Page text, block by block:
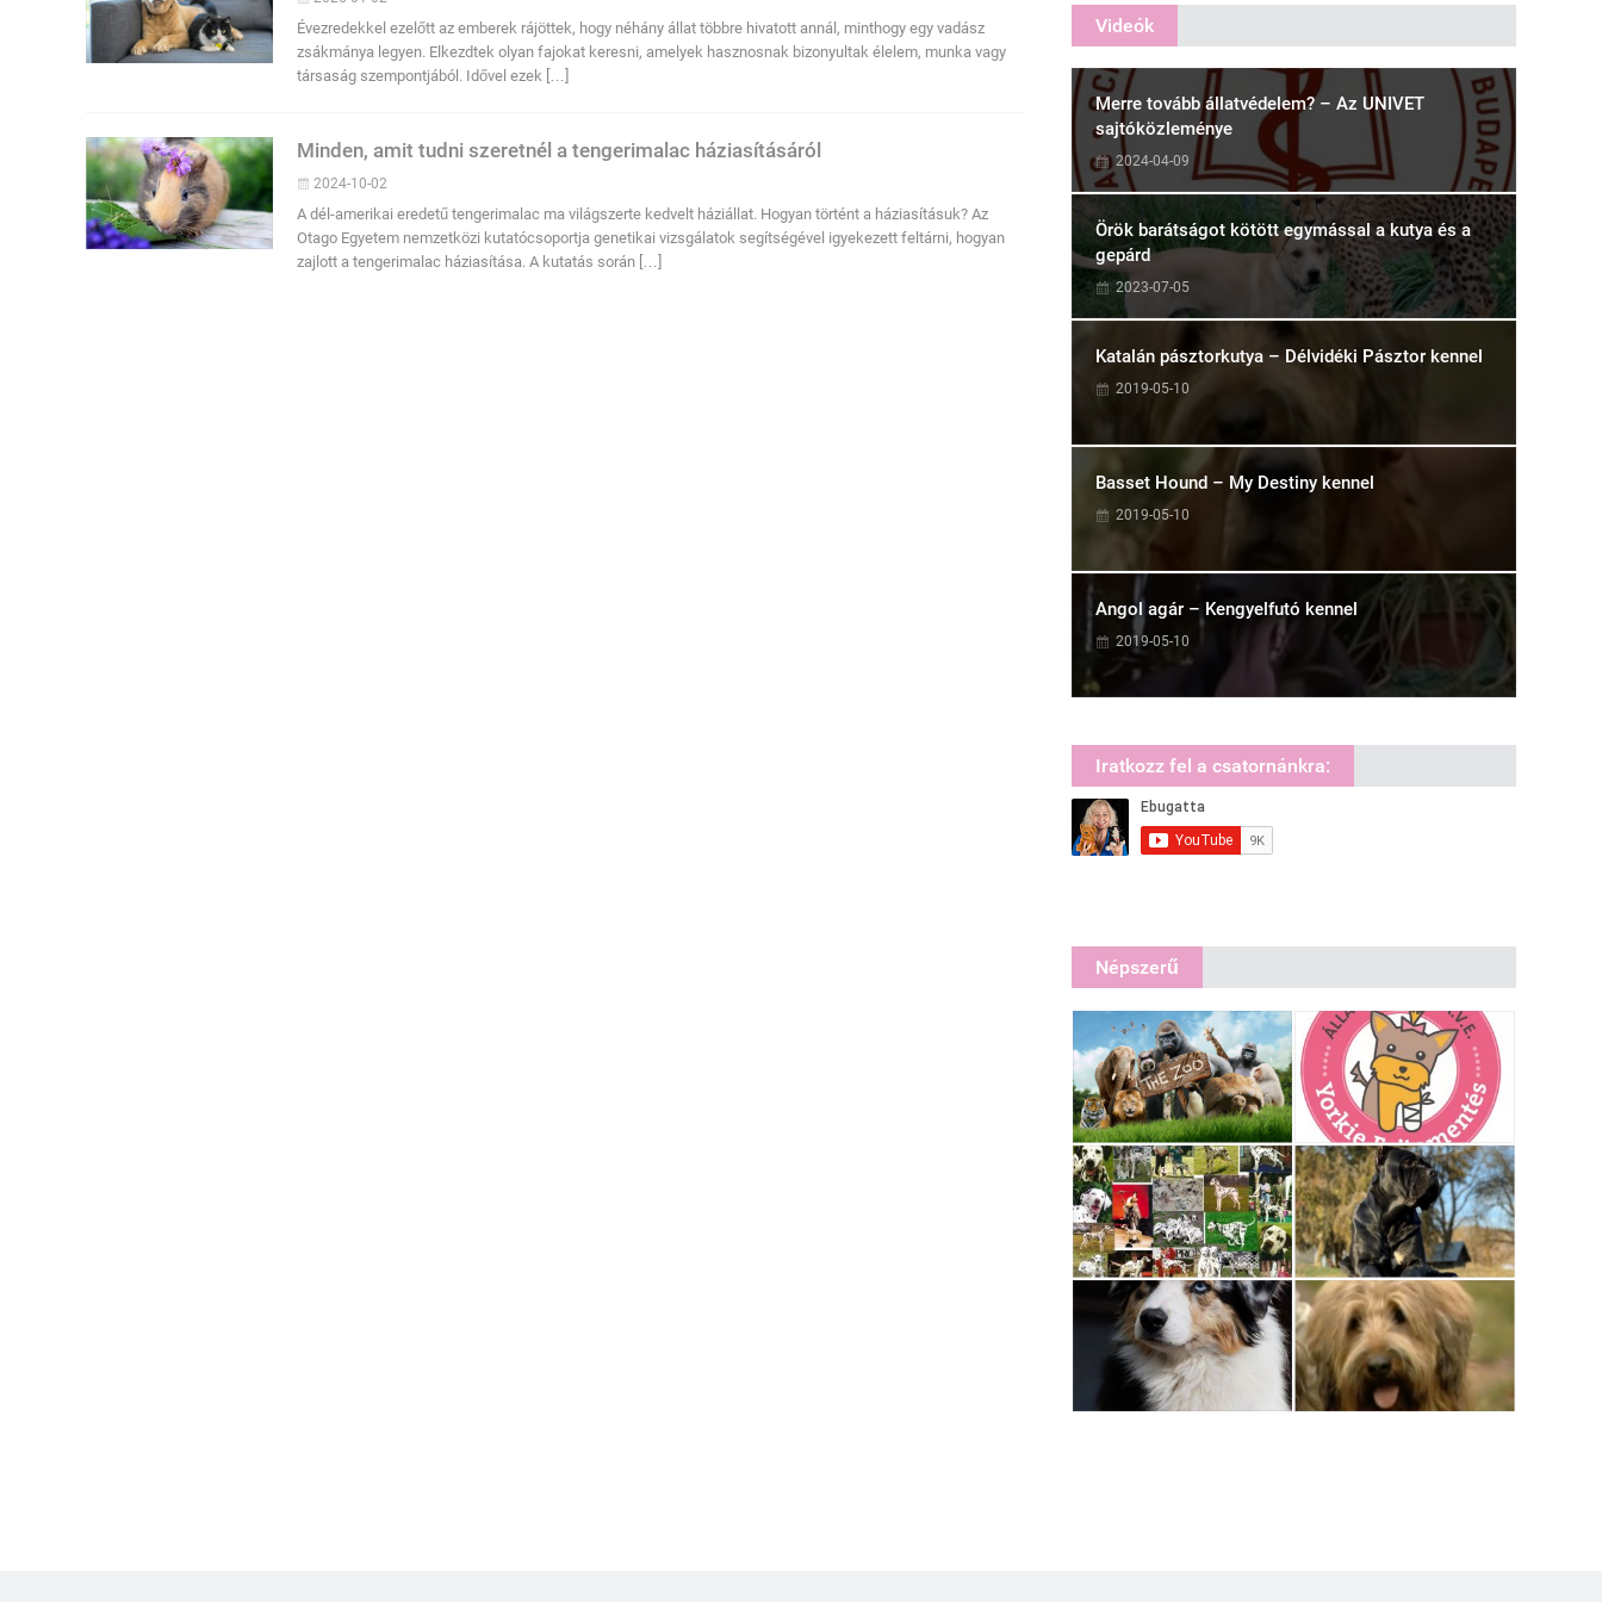
Évezredekkel ezelőtt az emberek rájöttek, hogy néhány állat többre hivatott annál, minthogy egy vadász
zsákmánya legyen. Elkezdtek olyan fajokat keresni, amelyek hasznosnak bizonyultak élelem, munka vagy
társaság szempontjából. Idővel ezek […]
Minden, amit tudni szeretnél a tengerimalac háziasításáról
2024-10-02
A dél-amerikai eredetű tengerimalac ma világszerte kedvelt háziállat. Hogyan történt a háziasításuk? Az
Otago Egyetem nemzetközi kutatócsoportja genetikai vizsgálatok segítségével igyekezett feltárni, hogyan
zajlott a tengerimalac háziasítása. A kutatás során […]
Videók
Merre tovább állatvédelem? – Az UNIVET
sajtóközleménye
2024-04-09
Örök barátságot kötött egymással a kutya és a
gepárd
2023-07-05
Katalán pásztorkutya – Délvidéki Pásztor kennel
2019-05-10
Basset Hound – My Destiny kennel
2019-05-10
Angol agár – Kengyelfutó kennel
2019-05-10
Iratkozz fel a csatornánkra:
Népszerű